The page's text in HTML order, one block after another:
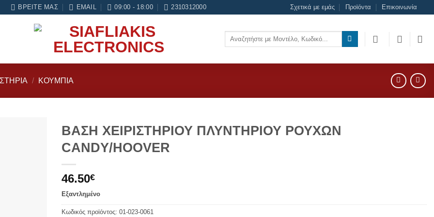
μήνες εγγύηση σε κάθε εργασία Service
ΒΡΕΊΤΕ ΜΑΣ EMAIL 09:00 - 18:00 2310312000 Σχετικά με εμάς Προϊόντα Επικοινωνία
Αναζήτηση
/ ΚΟΥΜΠΙΆ
ΒΑΣΗ ΧΕΙΡΙΣΤΗΡΙΟΥ ΠΛΥΝΤΗΡΙΟΥ ΡΟΥΧΩΝ
CANDY/HOOVER
46.50€
Εξαντλημένο
Κωδικός προϊόντος: 01-023-0061